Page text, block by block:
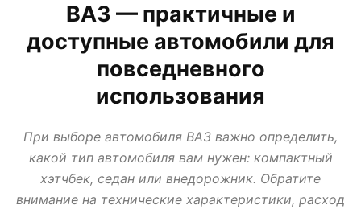
НОВОСТИ ПРО АВТО УАЗ
ВАЗ — практичные и
доступные автомобили для
повседневного
использования
При выборе автомобиля ВАЗ важно определить,
какой тип автомобиля вам нужен: компактный
хэтчбек, седан или внедорожник. Обратите
внимание на технические характеристики, расход